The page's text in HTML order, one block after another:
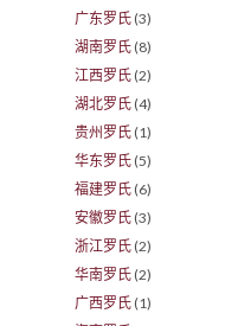
广东罗氏 (3)
湖南罗氏 (8)
江西罗氏 (2)
湖北罗氏 (4)
贵州罗氏 (1)
华东罗氏 (5)
福建罗氏 (6)
安徽罗氏 (3)
浙江罗氏 (2)
华南罗氏 (2)
广西罗氏 (1)